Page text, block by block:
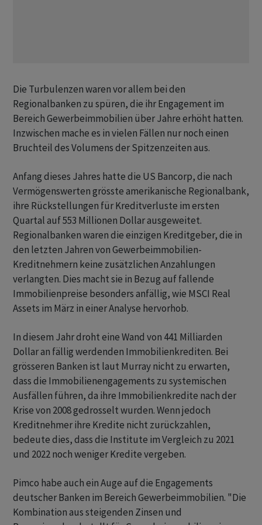
Die Turbulenzen waren vor allem bei den
Regionalbanken zu spüren, die ihr Engagement im
Bereich Gewerbeimmobilien über Jahre erhöht hatten.
Inzwischen mache es in vielen Fällen nur noch einen
Bruchteil des Volumens der Spitzenzeiten aus.
Anfang dieses Jahres hatte die US Bancorp, die nach
Vermögenswerten grösste amerikanische Regionalbank,
ihre Rückstellungen für Kreditverluste im ersten
Quartal auf 553 Millionen Dollar ausgeweitet.
Regionalbanken waren die einzigen Kreditgeber, die in
den letzten Jahren von Gewerbeimmobilien-
Kreditnehmern keine zusätzlichen Anzahlungen
verlangten. Dies macht sie in Bezug auf fallende
Immobilienpreise besonders anfällig, wie MSCI Real
Assets im März in einer Analyse hervorhob.
In diesem Jahr droht eine Wand von 441 Milliarden
Dollar an fällig werdenden Immobilienkrediten. Bei
grösseren Banken ist laut Murray nicht zu erwarten,
dass die Immobilienengagements zu systemischen
Ausfällen führen, da ihre Immobilienkredite nach der
Krise von 2008 gedrosselt wurden. Wenn jedoch
Kreditnehmer ihre Kredite nicht zurückzahlen,
bedeute dies, dass die Institute im Vergleich zu 2021
und 2022 noch weniger Kredite vergeben.
Pimco habe auch ein Auge auf die Engagements
deutscher Banken im Bereich Gewerbeimmobilien. "Die
Kombination aus steigenden Zinsen und